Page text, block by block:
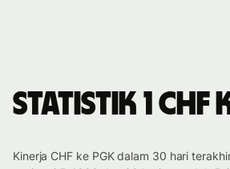
Statistik 1 CHF
Kinerja CHF ke PGK dalam 30 hari